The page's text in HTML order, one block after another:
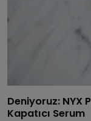
Deniyoruz: NYX
Kapatıcı Serum